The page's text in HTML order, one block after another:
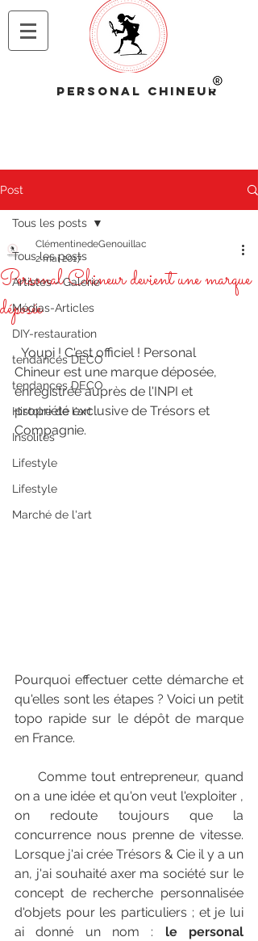
CHINEUR
Post
Tous les posts
Artistes - Galerie
Médias-Articles
DIY-restauration
tendances DECO
tendances DECO
Histoire de l'art
Insolites
Lifestyle
Lifestyle
Marché de l'art
Tous les posts
Personal Chineur devient une marque
déposée
ClémentinedeGenouillac
2 mai 2017
Chineur est une marque déposée,
enregistrée auprès de l'INPI et
propriété exclusive de Trésors et
Compagnie.
Pourquoi effectuer cette démarche et
qu'elles sont les étapes ? Voici un petit
topo rapide sur le dépôt de marque
en France.
     Comme tout entrepreneur, quand
on a une idée et qu'on veut l'exploiter ,
on redoute toujours que la
concurrence nous prenne de vitesse.
Lorsque j'ai crée Trésors & Cie il y a un
an, j'ai souhaité axer ma société sur le
concept de recherche personnalisée
d'objets pour les particuliers ; et je lui
ai donné un nom : le personal